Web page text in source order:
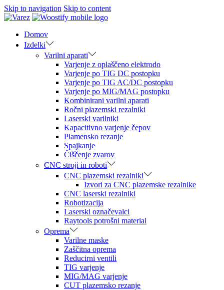
Skip to navigation Skip to content
Domov
Izdelki
Varilni aparati
Varjenje z oplaščeno elektrodo
Varjenje po TIG DC postopku
Varjenje po TIG AC/DC postopku
Varjenje po MIG/MAG postopku
Kombinirani varilni aparati
Ročni plazemski rezalniki
Laserski varilniki
Kapacitivno varjenje čepov
Plamensko rezanje
Spajkanje
Čiščenje zvarov
CNC stroji in roboti
CNC plazemski rezalniki
Izvori za CNC plazemske rezalnike
CNC laserski rezalniki
Robotizacija
Laserski označevalci
Raytools potrošni material
Oprema
Varilne maske
Zaščitna oprema
Reducirni ventili
TIG varjenje
MIG/MAG varjenje
CUT plazemsko rezanje